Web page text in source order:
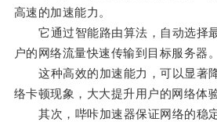
高速的加速能力。
它通过智能路由算法，自动选择
户的网络流量快速传输到目标服务器。
这种高效的加速能力，可以显著
络卡顿现象，大大提升用户的网络体验
其次，哔咔加速器保证网络的稳定